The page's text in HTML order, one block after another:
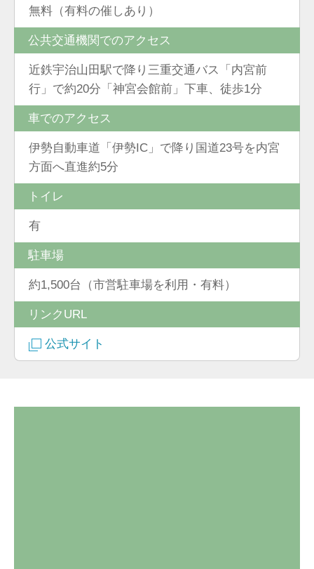
無料（有料の催しあり）
公共交通機関でのアクセス
近鉄宇治山田駅で降り三重交通バス「内宮前
行」で約20分「神宮会館前」下車、徒歩1分
車でのアクセス
伊勢自動車道「伊勢IC」で降り国道23号を内宮
方面へ直進約5分
トイレ
有
駐車場
約1,500台（市営駐車場を利用・有料）
リンクURL
公式サイト